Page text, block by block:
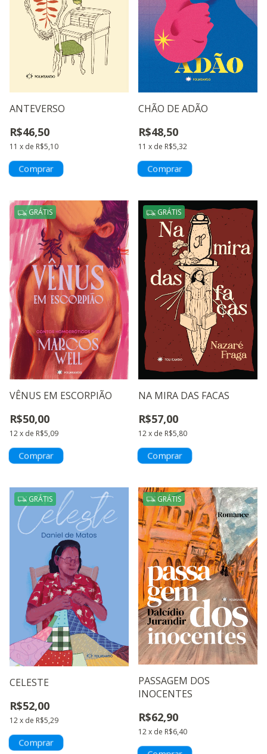
ANTEVERSO
R$46,50
11 x de R$5,10
CHÃO DE ADÃO
R$48,50
11 x de R$5,32
GRÁTIS
VÊNUS EM ESCORPIÃO
R$50,00
12x de R$5,09
GRÁTIS
NA MIRA DAS FACAS
R$57,00
12x de R$5,80
GRÁTIS
CELESTE
R$52,00
12x de R$5,29
GRÁTIS
PASSAGEM DOS
INOCENTES
R$62,90
12x de R$6,40